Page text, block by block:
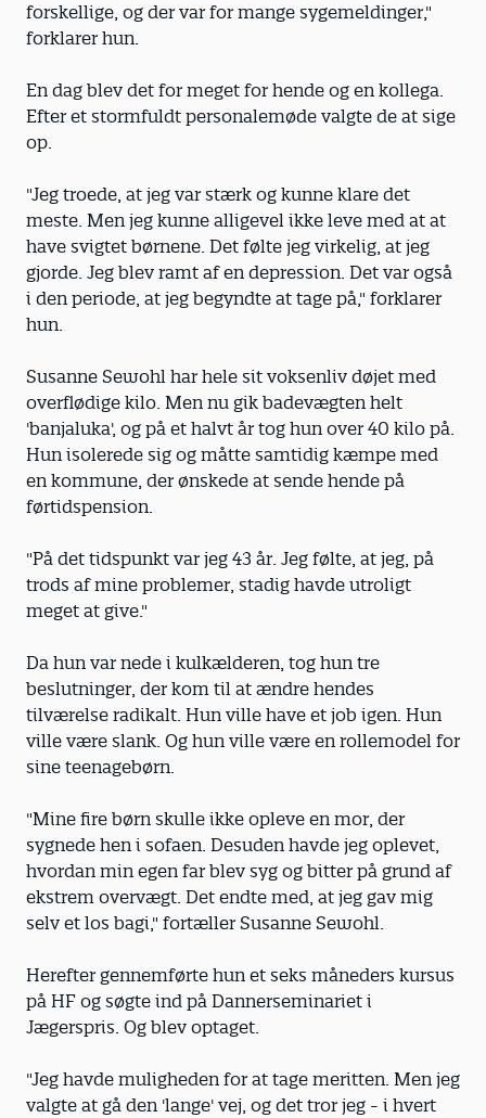
forskellige, og der var for mange sygemeldinger,"
forklarer hun.
En dag blev det for meget for hende og en kollega.
Efter et stormfuldt personalemøde valgte de at sige
op.
"Jeg troede, at jeg var stærk og kunne klare det
meste. Men jeg kunne alligevel ikke leve med at at
have svigtet børnene. Det følte jeg virkelig, at jeg
gjorde. Jeg blev ramt af en depression. Det var også
i den periode, at jeg begyndte at tage på," forklarer
hun.
Susanne Sewohl har hele sit voksenliv døjet med
overflødige kilo. Men nu gik badevægten helt
'banjaluka', og på et halvt år tog hun over 40 kilo på.
Hun isolerede sig og måtte samtidig kæmpe med
en kommune, der ønskede at sende hende på
førtidspension.
"På det tidspunkt var jeg 43 år. Jeg følte, at jeg, på
trods af mine problemer, stadig havde utroligt
meget at give."
Da hun var nede i kulkælderen, tog hun tre
beslutninger, der kom til at ændre hendes
tilværelse radikalt. Hun ville have et job igen. Hun
ville være slank. Og hun ville være en rollemodel for
sine teenagebørn.
"Mine fire børn skulle ikke opleve en mor, der
sygnede hen i sofaen. Desuden havde jeg oplevet,
hvordan min egen far blev syg og bitter på grund af
ekstrem overvægt. Det endte med, at jeg gav mig
selv et los bagi," fortæller Susanne Sewohl.
Herefter gennemførte hun et seks måneders kursus
på HF og søgte ind på Dannerseminariet i
Jægerspris. Og blev optaget.
"Jeg havde muligheden for at tage meritten. Men jeg
valgte at gå den 'lange' vej, og det tror jeg - i hvert